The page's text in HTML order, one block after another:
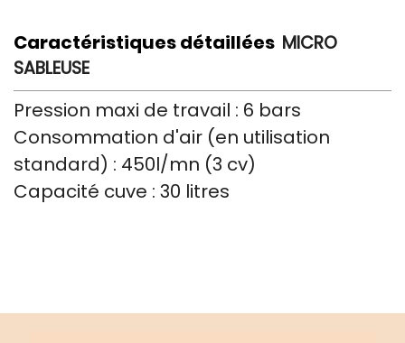
Caractéristiques détaillées MICRO
SABLEUSE
Pression maxi de travail : 6 bars
Consommation d'air (en utilisation
standard) : 450l/mn (3 cv)
Capacité cuve : 30 litres